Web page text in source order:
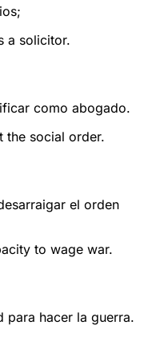
a solicitor.
como abogado.
the social order.
el orden
to wage war.
para hacer la guerra.